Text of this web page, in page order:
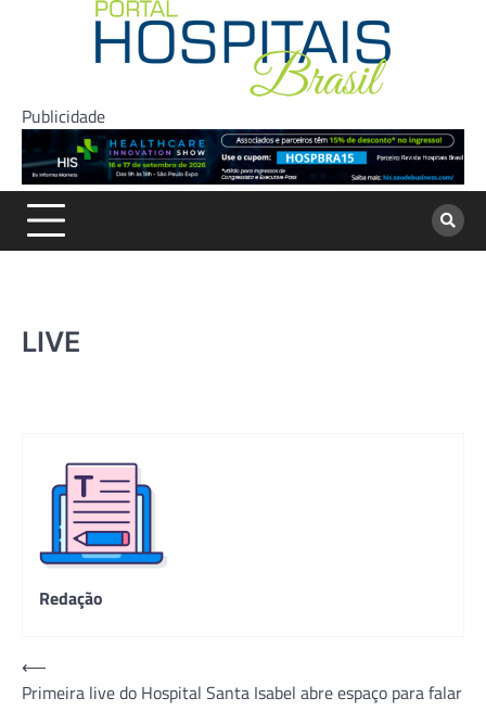
Publicidade
LIVE
Redação
Navegação
de
⟵
Primeira live do Hospital Santa Isabel abre espaço para falar